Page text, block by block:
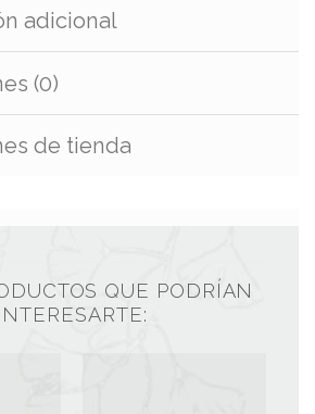
adicional
(0)
de tienda
QUE PODRÍAN